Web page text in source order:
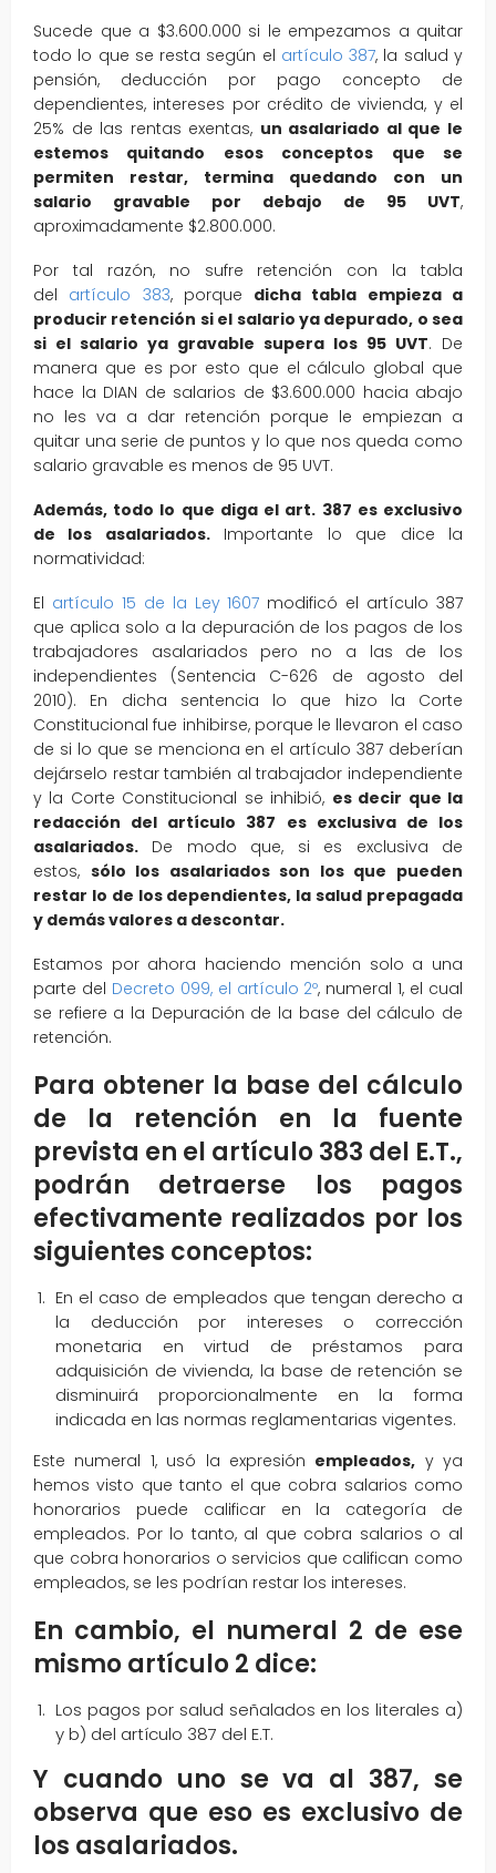
Sucede que a $3.600.000 si le empezamos a quitar
todo lo que se resta según el artículo 387, la salud y
pensión, deducción por pago concepto de
dependientes, intereses por crédito de vivienda, y el
25% de las rentas exentas, un asalariado al que le
estemos quitando esos conceptos que se
permiten restar, termina quedando con un
salario gravable por debajo de 95 UVT,
aproximadamente $2.800.000.
Por tal razón, no sufre retención con la tabla
del artículo 383, porque dicha tabla empieza a
producir retención si el salario ya depurado, o sea
si el salario ya gravable supera los 95 UVT. De
manera que es por esto que el cálculo global que
hace la DIAN de salarios de $3.600.000 hacia abajo
no les va a dar retención porque le empiezan a
quitar una serie de puntos y lo que nos queda como
salario gravable es menos de 95 UVT.
Además, todo lo que diga el art. 387 es exclusivo
de los asalariados.Importante lo que dice la
normatividad:
El artículo 15 de la Ley 1607 modificó el artículo 387
que aplica solo a la depuración de los pagos de los
trabajadores asalariados pero no a las de los
independientes (Sentencia C-626 de agosto del
2010). En dicha sentencia lo que hizo la Corte
Constitucional fue inhibirse, porque le llevaron el caso
de si lo que se menciona en el artículo 387 deberían
dejárselo restar también al trabajador independiente
y la Corte Constitucional se inhibió, es decir que la
redacción del artículo 387 es exclusiva de los
asalariados. De modo que, si es exclusiva de
estos, sólo los asalariados son los que pueden
restar lo de los dependientes, la salud prepagada
y demás valores a descontar.
Estamos por ahora haciendo mención solo a una
parte del Decreto 099, el artículo 2º, numeral 1, el cual
se refiere a la Depuración de la base del cálculo de
retención.
Para obtener la base del cálculo
de la retención en la fuente
prevista en el artículo 383 del E.T.,
podrán detraerse los pagos
efectivamente realizados por los
siguientes conceptos:
En el caso de empleados que tengan derecho a
la deducción por intereses o corrección
monetaria en virtud de préstamos para
adquisición de vivienda, la base de retención se
disminuirá proporcionalmente en la forma
indicada en las normas reglamentarias vigentes.
Este numeral 1, usó la expresión empleados, y ya
hemos visto que tanto el que cobra salarios como
honorarios puede calificar en la categoría de
empleados. Por lo tanto, al que cobra salarios o al
que cobra honorarios o servicios que califican como
empleados, se les podrían restar los intereses.
En cambio, el numeral 2 de ese
mismo artículo 2 dice:
Los pagos por salud señalados en los literales a)
y b) del artículo 387 del E.T.
Y cuando uno se va al 387, se
observa que eso es exclusivo de
los asalariados.